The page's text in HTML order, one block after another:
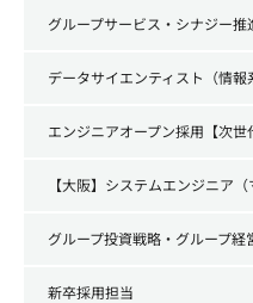
グループサービス・シナジー推
データサイエンティスト（情報
エンジニアオープン採用【次世
【大阪】システムエンジニア（
グループ投資戦略・グループ経
新卒採用担当